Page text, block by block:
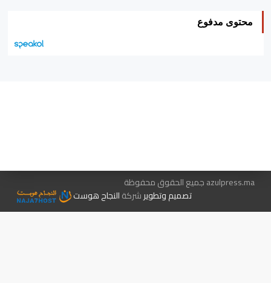
محتوى مدفوع
azulpress.ma جميع الحقوق محفوظة
تصميم وتطويرشركةالنجاح هوست